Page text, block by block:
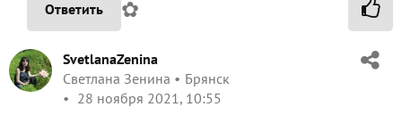
Ответить ✿
SvetlanaZenina
Светлана Зенина
Брянск
28 ноября 2021, 10:55